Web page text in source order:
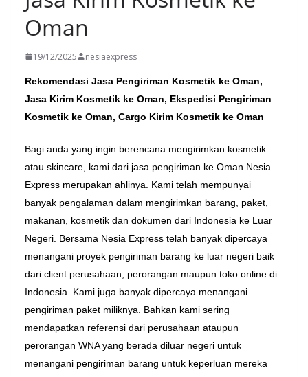
Oman
19/12/2025 nesiaexpress
Rekomendasi Jasa Pengiriman Kosmetik ke Oman,
Jasa Kirim Kosmetik ke Oman, Ekspedisi Pengiriman
Kosmetik ke Oman, Cargo Kirim Kosmetik ke Oman
Bagi anda yang ingin berencana mengirimkan kosmetik
atau skincare, kami dari jasa pengiriman ke Oman Nesia
Express merupakan ahlinya. Kami telah mempunyai
banyak pengalaman dalam mengirimkan barang, paket,
makanan, kosmetik dan dokumen dari Indonesia ke Luar
Negeri. Bersama Nesia Express telah banyak dipercaya
menangani proyek pengiriman barang ke luar negeri baik
dari client perusahaan, perorangan maupun toko online di
Indonesia. Kami juga banyak dipercaya menangani
pengiriman paket miliknya. Bahkan kami sering
mendapatkan referensi dari perusahaan ataupun
perorangan WNA yang berada diluar negeri untuk
menangani pengiriman barang untuk keperluan mereka